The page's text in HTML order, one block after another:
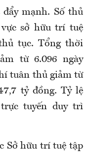
mạnh. Số thủ
sở hữu trí tuệ
tục. Tổng thời
từ 6.096 ngày
tuân thủ giảm từ
tỷ đồng. Tỷ lệ
tuyến duy trì
Sở hữu trí tuệ tập